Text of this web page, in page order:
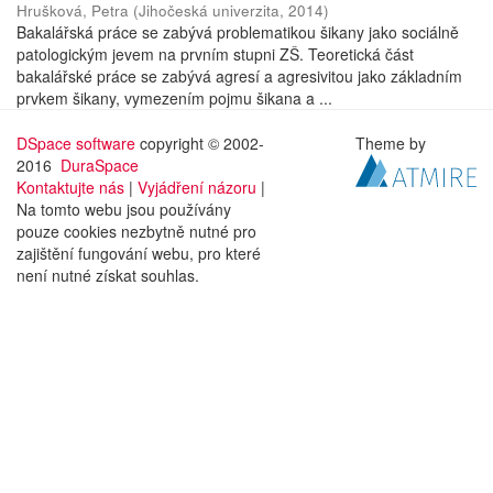
Hrušková, Petra (Jihočeská univerzita, 2014)
Bakalářská práce se zabývá problematikou šikany jako sociálně
patologickým jevem na prvním stupni ZŠ. Teoretická část
bakalářské práce se zabývá agresí a agresivitou jako základním
prvkem šikany, vymezením pojmu šikana a ...
DSpace software copyright © 2002-
2016 DuraSpace
Kontaktujte nás | Vyjádření názoru |
Na tomto webu jsou používány
pouze cookies nezbytně nutné pro
zajištění fungování webu, pro které
není nutné získat souhlas.
Theme by